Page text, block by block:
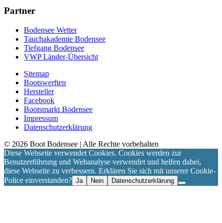
Partner
Bodensee Wetter
Tauchakademie Bodensee
Tiefgang Bodensee
VWP Länder-Übersicht
Sitemap
Bootswerften
Hersteller
Facebook
Bootsmarkt Bodensee
Impressum
Datenschutzerklärung
© 2026 Boot Bodensee | Alle Rechte vorbehalten
Diese Webseite verwendet Cookies. Cookies werden zur
Benutzerführung und Webanalyse verwendet und helfen dabei,
diese Webseite zu verbessern. Erklären Sie sich mit unserer Cookie-
Police einverstanden? Ja Nein Datenschutzerklärung